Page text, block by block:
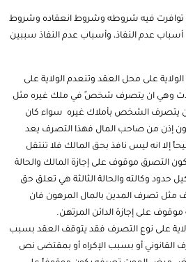
فيه شروطه وشروط انعقاده وشروط
عدم النفاذ، وأسباب عدم النفاذ سببين
على محل العقد وتنعدم الولاية على
وهي ان يتصرف شخصٌ في ملك غيره مثل
يتصرف الشخص بأملاك غيره سواء كان
دون إذن من صاحب المال فهذا التصرف يعد
انه ليس نافذ بحق المالك فلا تنتقل
التصرق موقوف على إجازة المالك والحالة
حدود وكالته والحالة الثالثة هي تعلق حق
مثل تصرف المدين بالمال المرهون فان
على إجازة الدائن المرتهن.
على نوع التصرف فقد يتوقف العقد بسبب
القانوني أو بسبب الإكراه أو بمقتضى نص